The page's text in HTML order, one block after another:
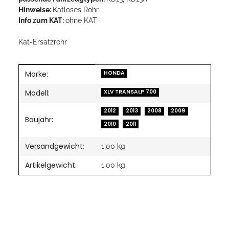
Hinweise: Katloses Rohr.
Info zum KAT:ohne KAT
Kat-Ersatzrohr
Produkteigenschaft
Wert
Marke: HONDA
Modell: XLV TRANSALP 700
Baujahr:
2012 2013 2008
2009
2010
2011
Versandgewicht: 1,00 kg
Artikelgewicht: 1,00 kg